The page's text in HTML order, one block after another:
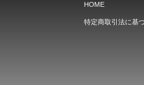
HOME
特定商取引法に基